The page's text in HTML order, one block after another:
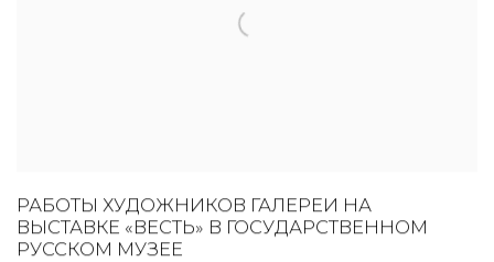
РАБОТЫ ХУДОЖНИКОВ ГАЛЕРЕИ НА
ВЫСТАВКЕ «ВЕСТЬ» В ГОСУДАРСТВЕННОМ
РУССКОМ МУЗЕЕ